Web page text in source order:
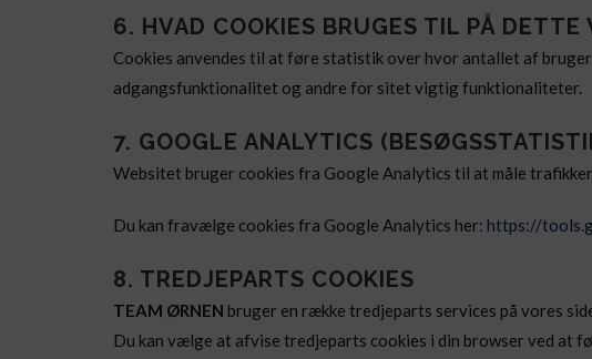
6. HVAD COOKIES BRUGES TIL PÅ DETTE
Cookies anvendes til at føre statistik over hvor antallet af
adgangsfunktionalitet og andre for sitet vigtig funktionaliteter.
7. GOOGLE ANALYTICS
Websitet bruger cookies fra Google Analytics til at måle
Du kan fravælge cookies fra Google Analytics her: https://
8. TREDJEPARTS COOKIES
TEAM ØRNEN bruger en række tredjeparts services på vores
Du kan vælge at afvise tredjeparts cookies i din browser ved at